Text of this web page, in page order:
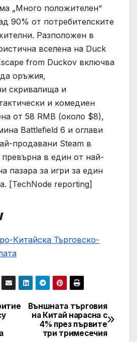
„Много положителен“
90% от потребителските
Разположен в
вселена на Duck
from Duckov включва
оръжия,
скривалища и
и комедиен
от 58 RMB (около $8),
Battlefield 6 и оглави
продавани Steam в
превърна в един от най-
пазара за игри за един
[TechNode reporting]
Китайска Търговско-
Външната търговия
на Китай нарасна с
4% през първите
три тримесечия